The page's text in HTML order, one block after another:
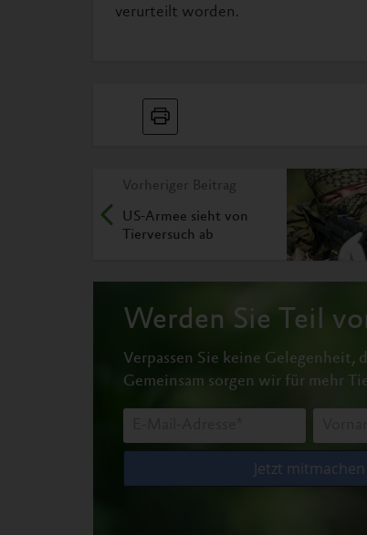
verurteilt worden.
Vorheriger Beitrag
US-Armee sieht von
Tierversuch ab
Werden Sie Teil
Verpassen Sie keine Gelegenheit,
Gemeinsam sorgen wir für mehr